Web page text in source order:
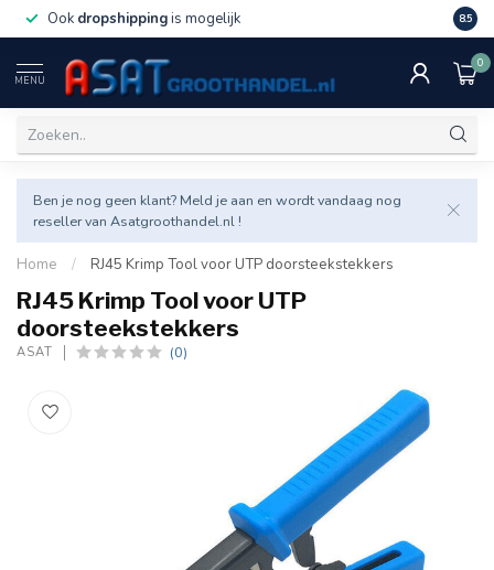
Ook dropshippingis mogelijk Veel
8.5
MENU
0
Ben je nog geen klant? Meld je aan en wordt vandaag nog
reseller van Asatgroothandel.nl !
Home / RJ45 Krimp Tool voor UTP doorsteekstekkers
RJ45 Krimp Tool voor UTP
doorsteekstekkers
ASAT (0)